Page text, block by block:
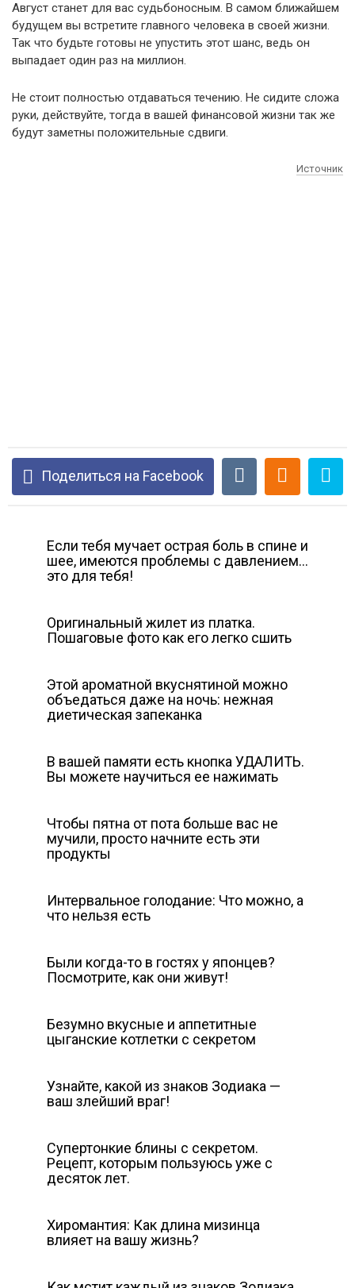
Август станет для вас судьбоносным. В самом ближайшем
будущем вы встретите главного человека в своей жизни.
Так что будьте готовы не упустить этот шанс, ведь он
выпадает один раз на миллион.
Не стоит полностью отдаваться течению. Не сидите сложа
руки, действуйте, тогда в вашей финансовой жизни так же
будут заметны положительные сдвиги.
Источник
Поделиться на Facebook
Если тебя мучает острая боль в спине и
шее, имеются проблемы с давлением…
это для тебя!
Оригинальный жилет из платка.
Пошаговые фото как его легко сшить
Этой ароматной вкуснятиной можно
объедаться даже на ночь: нежная
диетическая запеканка
В вашей памяти есть кнопка УДАЛИТЬ.
Вы можете научиться ее нажимать
Чтобы пятна от пота больше вас не
мучили, просто начните есть эти
продукты
Интервальное голодание: Что можно, а
что нельзя есть
Были когда-то в гостях у японцев?
Посмотрите, как они живут!
Безумно вкусные и аппетитные
цыганские котлетки с секретом
Узнайте, какой из знаков Зодиака —
ваш злейший враг!
Супертонкие блины с секретом.
Рецепт, которым пользуюсь уже с
десяток лет.
Хиромантия: Как длина мизинца
влияет на вашу жизнь?